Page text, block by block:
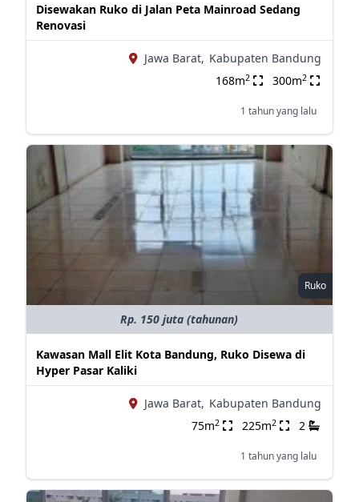
Disewakan Ruko di Jalan Peta Mainroad Sedang
Renovasi
Jawa Barat, Kabupaten Bandung
168m2 300m2
1 tahun yang lalu
Ruko
Rp. 150 juta (tahunan)
Kawasan Mall Elit Kota Bandung, Ruko Disewa di
Hyper Pasar Kaliki
Jawa Barat, Kabupaten Bandung
75m2 225m2 2
1 tahun yang lalu